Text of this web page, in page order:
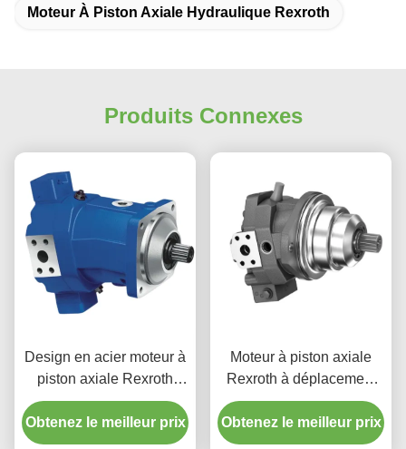
Moteur À Piston Axiale Hydraulique Rexroth
Produits Connexes
Design en acier moteur à
piston axiale Rexroth
A6VM107 107cc/R 3550
RPM
Obtenez le meilleur prix
Moteur à piston axiale
Rexroth à déplacement
variable 200 Cc/rev
Obtenez le meilleur prix